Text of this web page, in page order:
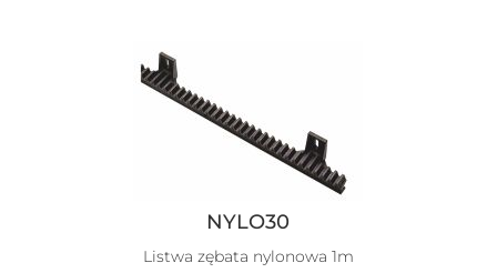
NYLO30
Listwa zębata nylonowa 1m